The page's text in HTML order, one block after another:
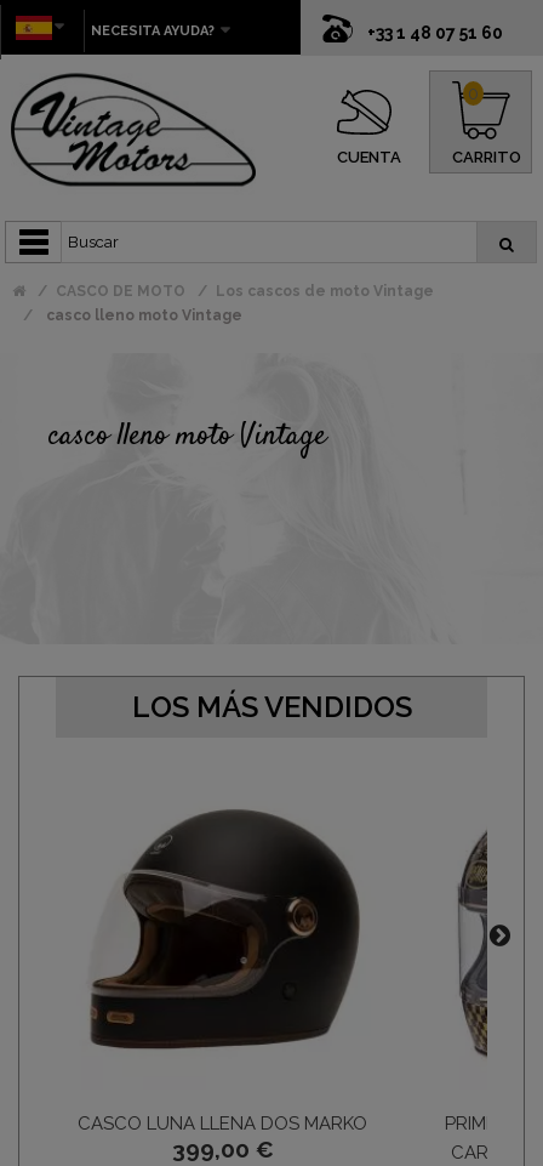
+33 1 48 07 51 60
NECESITA AYUDA?
CUENTA CARRITO
0
CASCO DE MOTO
Los cascos de moto Vintage
casco lleno moto Vintage
casco lleno moto Vintage
LOS MÁS VENDIDOS
CASCO LUNA LLENA DOS MARKO
399,00 €
PRIMER
CARBÓN